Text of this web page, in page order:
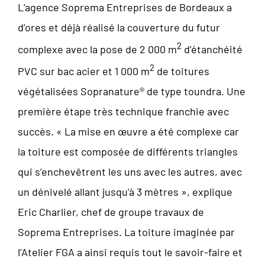
L’agence Soprema Entreprises de Bordeaux a
d’ores et déjà réalisé la couverture du futur
complexe avec la pose de 2 000 m2 d’étanchéité
PVC sur bac acier et 1 000 m2 de toitures
végétalisées Sopranature® de type toundra. Une
première étape très technique franchie avec
succès. « La mise en œuvre a été complexe car
la toiture est composée de différents triangles
qui s’enchevêtrent les uns avec les autres, avec
un dénivelé allant jusqu’à 3 mètres », explique
Eric Charlier, chef de groupe travaux de
Soprema Entreprises. La toiture imaginée par
l’Atelier FGA a ainsi requis tout le savoir-faire et